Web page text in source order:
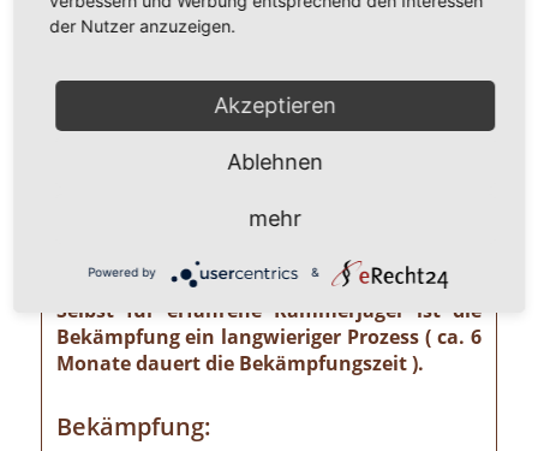
unterschätzendes gesundheitliches und
Pharaoameise gehört zu den gefährlichsten
Ameisenarten überhaupt. Ursprünglich in
Indien beheimatet, ist sie mittlerweile
weltweit verbreitet. Die Gattung ist
verhältnismäßig klein und sieht
bernsteingelb aus. Sollten Sie solch eine
Ameise sehen, ist eine professionelle
Schädlingsbekämpfung absolut notwendig!
Selbst für erfahrene Kammerjäger ist die
Bekämpfung ein langwieriger Prozess ( ca. 6
Monate dauert die Bekämpfungszeit ).
Bekämpfung:
der Nutzer anzuzeigen.
Akzeptieren
Ablehnen
mehr
Powered by &